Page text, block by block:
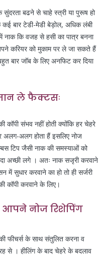
सुंदरता बढने से चाहे स्त्री या पुरूष हो
बार टेडी-मेडी बेड़ोल, अधिक लंबी
कि वजह से हसी का पात्र बनना
करियर को मुकाम पर ले जा सकते हैं
बार जॉब के लिए अनफिट कर दिया
ले फैक्टसः
कॉपी संभव नहीं होती क्योंकि हर चेहरे
अलग-अलग होता हैं इसलिए नोज
टिप जैसी नाक की समस्याओं को
अच्छी लगे । अतः नाक सजृरी करवाने
सुधार करवाने का हो तो ही सर्जरी
कॉपी करवाने के लिए।
नोज रिशेपिंग
फीचर्स के साथ संतुलित करना व
से । हीलिंग के बाद चेहरे के बदलाव